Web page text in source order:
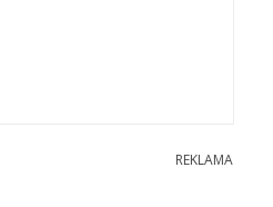
REKLAMA